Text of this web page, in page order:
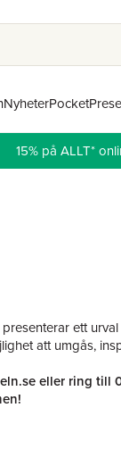
NyheterPocket
15% på ALLT*
ett
att umgås,
eller ring till